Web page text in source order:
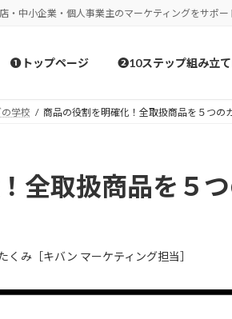
中小企業・個人事業主のマーケティングをサポー
❶トップページ ❷10ステップ組み立
学校 商品の役割を明確化！全取扱商品を５つの
全取扱商品を５
くみ［キバン マーケティング担当］